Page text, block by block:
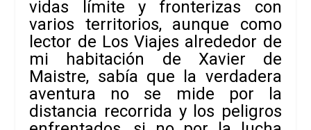
vidas límite y fronterizas con
varios territorios, aunque como
lector de Los Viajes alrededor de
mi habitación de Xavier de
Maistre, sabía que la verdadera
aventura no se mide por la
distancia recorrida y los peligros